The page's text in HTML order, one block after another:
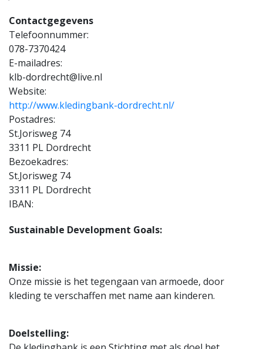
Contactgegevens
Telefoonnummer:
078-7370424
E-mailadres:
klb-dordrecht@live.nl
Website:
http://www.kledingbank-dordrecht.nl/
Postadres:
St.Jorisweg 74
3311 PL Dordrecht
Bezoekadres:
St.Jorisweg 74
3311 PL Dordrecht
IBAN:
Sustainable Development Goals:
Missie:
Onze missie is het tegengaan van armoede, door
kleding te verschaffen met name aan kinderen.
Doelstelling: